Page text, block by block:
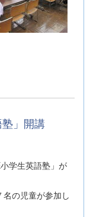
」開講
学生英語塾」が
の児童が参加し